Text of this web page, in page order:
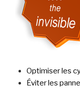
Optimiser les
Éviter les